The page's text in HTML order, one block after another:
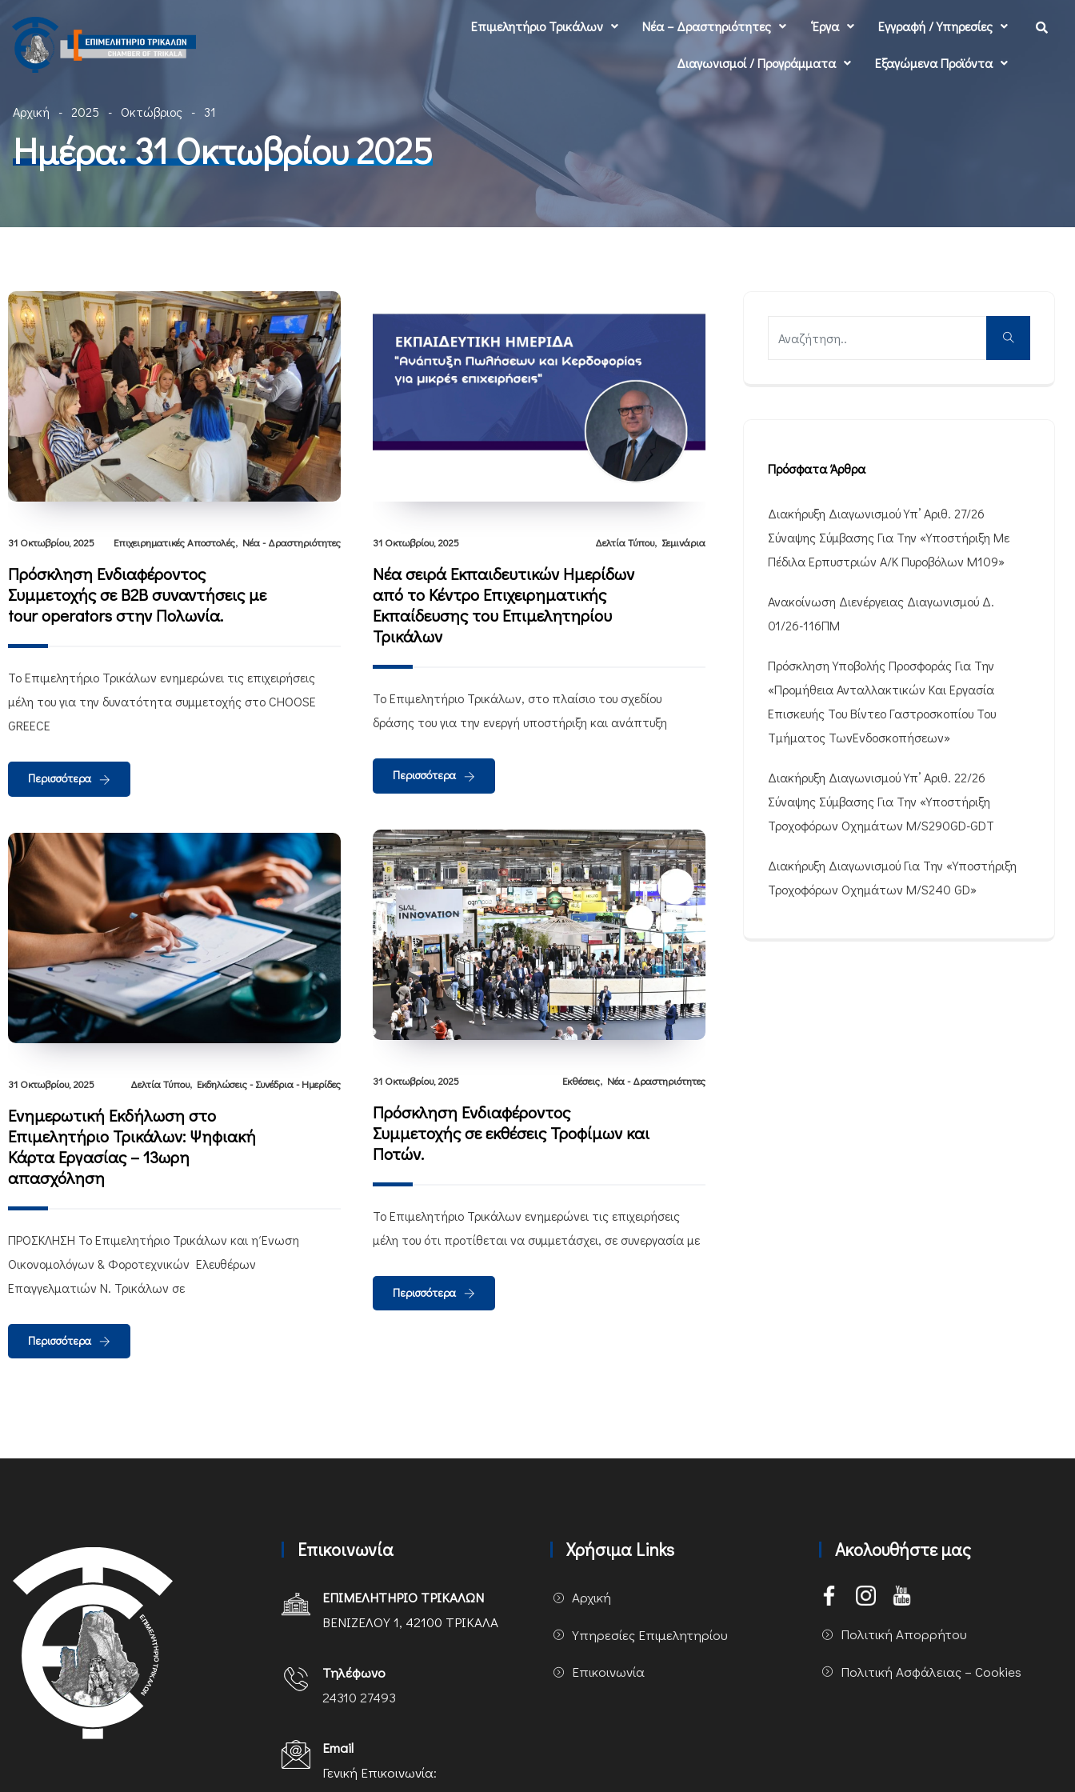
Επιμελητήριο Τρικάλων Νέα – Δραστηριότητες ‘Εργα Εγγραφή / Υπηρεσίες
Διαγωνισμοί / Προγράμματα Εξαγώμενα Προϊόντα
Αρχική 2025 Οκτώβριος 31
Ημέρα:31 Οκτωβρίου 2025
31 Οκτωβρίου, 2025 Επιχειρηματικές Αποστολές, Νέα - Δραστηριότητες
Πρόσκληση Ενδιαφέροντος
Συμμετοχής σε B2B συναντήσεις με
tour operators στην Πολωνία.
Το Επιμελητήριο Τρικάλων ενημερώνει τις επιχειρήσεις
μέλη του για την δυνατότητα συμμετοχής στο CHOOSE
GREECE
Περισσότερα
31 Οκτωβρίου, 2025 Δελτία Τύπου, Σεμινάρια
Νέα σειρά Eκπαιδευτικών Hμερίδων
από το Κέντρο Επιχειρηματικής
Εκπαίδευσης του Επιμελητηρίου
Τρικάλων
Το Επιμελητήριο Τρικάλων, στο πλαίσιο του σχεδίου
δράσης του για την ενεργή υποστήριξη και ανάπτυξη
Περισσότερα
31 Οκτωβρίου, 2025 Εκθέσεις, Νέα - Δραστηριότητες
Πρόσκληση Ενδιαφέροντος
Συμμετοχής σε εκθέσεις Τροφίμων και
Ποτών.
Το Επιμελητήριο Τρικάλων ενημερώνει τις επιχειρήσεις
μέλη του ότι προτίθεται να συμμετάσχει, σε συνεργασία με
Περισσότερα
31 Οκτωβρίου, 2025 Δελτία Τύπου, Εκδηλώσεις - Συνέδρια - Ημερίδες
Ενημερωτική Εκδήλωση στο
Επιμελητήριο Τρικάλων: Ψηφιακή
Κάρτα Εργασίας – 13ωρη
απασχόληση
ΠΡΟΣΚΛΗΣΗ Το Επιμελητήριο Τρικάλων και η Ένωση
Οικονομολόγων & Φοροτεχνικών Ελευθέρων
Επαγγελματιών Ν. Τρικάλων σε
Περισσότερα
Πρόσφατα Άρθρα
Διακήρυξη Διαγωνισμού Υπ’ Αριθ. 27/26
Σύναψης Σύμβασης Για Την «Υποστήριξη Με
Πέδιλα Ερπυστριών Α/Κ Πυροβόλων M109»
Ανακοίνωση Διενέργειας Διαγωνισμού Δ.
01/26-116ΠΜ
Πρόσκληση Υποβολής Προσφοράς Για Την
«Προμήθεια Ανταλλακτικών Και Εργασία
Επισκευής Του Βίντεο Γαστροσκοπίου Του
Τμήματος ΤωνΕνδοσκοπήσεων»
Διακήρυξη Διαγωνισμού Υπ’ Αριθ. 22/26
Σύναψης Σύμβασης Για Την «Υποστήριξη
Τροχοφόρων Οχημάτων M/S290GD-GDT
Διακήρυξη Διαγωνισμού Για Την «Υποστήριξη
Τροχοφόρων Οχημάτων M/S240 GD»
Επικοινωνία
ΕΠΙΜΕΛΗΤΗΡΙΟ ΤΡΙΚΑΛΩΝ
ΒΕΝΙΖΕΛΟΥ 1, 42100 ΤΡΙΚΑΛΑ
Τηλέφωνο
24310 27493
Email
Γενική Επικοινωνία:
Χρήσιμα Links
Αρχική
Υπηρεσίες Επιμελητηρίου
Επικοινωνία
Ακολουθήστε μας
Πολιτική Απορρήτου
Πολιτική Ασφάλειας – Cookies